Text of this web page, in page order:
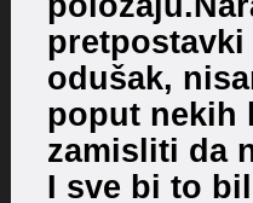
odušak,
poput nekih
zamisliti da
I sve bi to